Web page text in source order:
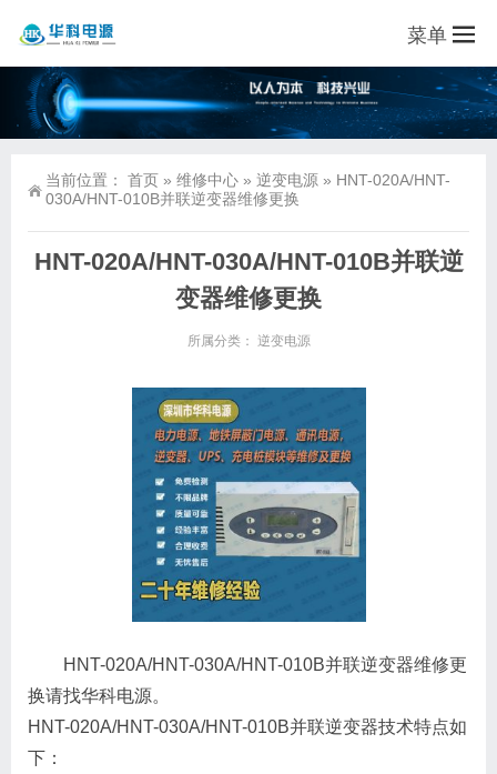
菜单
当前位置： 首页 » 维修中心 » 逆变电源 » HNT-020A/HNT-
030A/HNT-010B并联逆变器维修更换
HNT-020A/HNT-030A/HNT-010B并联逆
变器维修更换
所属分类： 逆变电源
HNT-020A/HNT-030A/HNT-010B并联逆变器维修更
换请找华科电源。
HNT-020A/HNT-030A/HNT-010B并联逆变器技术特点如
下：